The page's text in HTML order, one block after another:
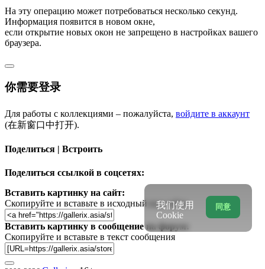
На эту операцию может потребоваться несколько секунд.
Информация появится в новом окне,
если открытие новых окон не запрещено в настройках вашего
браузера.
你需要登录
Для работы с коллекциями – пожалуйста, войдите в аккаунт
(在新窗口中打开).
Поделиться | Встроить
Поделиться ссылкой в соцсетях:
Вставить картинку на сайт:
Скопируйте и вставьте в исходный код сайта
Вставить картинку в сообщение на форум:
Скопируйте и вставьте в текст сообщения
同意
我们使用
Cookie